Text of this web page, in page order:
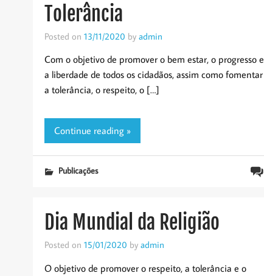
Tolerância
Posted on 13/11/2020 by admin
Com o objetivo de promover o bem estar, o progresso e
a liberdade de todos os cidadãos, assim como fomentar
a tolerância, o respeito, o […]
Continue reading »
Publicações
Dia Mundial da Religião
Posted on 15/01/2020 by admin
O objetivo de promover o respeito, a tolerância e o